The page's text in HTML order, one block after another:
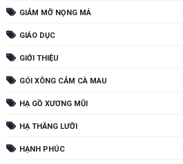
GIẢM MỠ NỌNG MÁ
GIÁO DỤC
GIỚI THIỆU
GÓI XÔNG CẢM CÀ MAU
HẠ GỒ XƯƠNG MŨI
HẠ THẮNG LƯỠI
HẠNH PHÚC